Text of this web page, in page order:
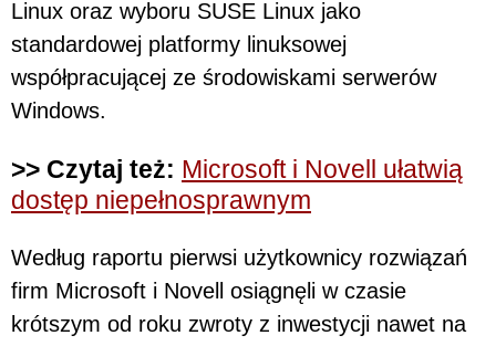
Linux oraz wyboru SUSE Linux jako
standardowej platformy linuksowej
współpracującej ze środowiskami serwerów
Windows.
>> Czytaj też: Microsoft i Novell ułatwią
dostęp niepełnosprawnym
Według raportu pierwsi użytkownicy rozwiązań
firm Microsoft i Novell osiągnęli w czasie
krótszym od roku zwroty z inwestycji nawet na